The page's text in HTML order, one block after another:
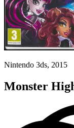
Nintendo 3ds, 2015
Monster